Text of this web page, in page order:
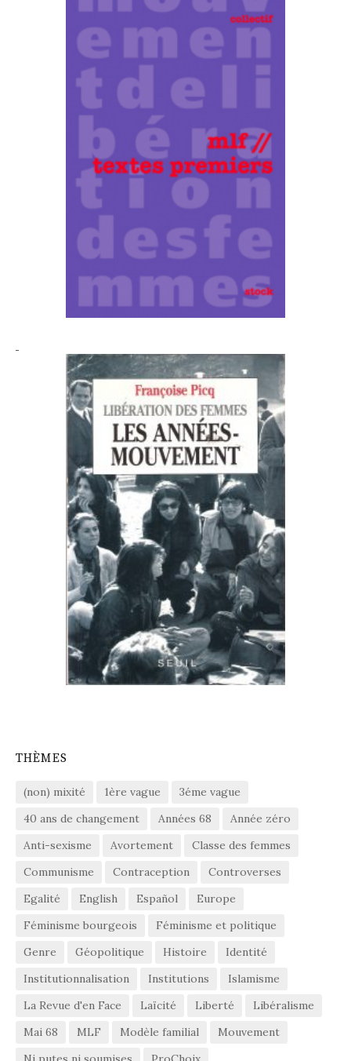
THÈMES
(non) mixité 1ère vague
3éme vague
40 ans de changement
Années 68
Année zéro
Anti-sexisme
Avortement
Classe des femmes
Communisme
Contraception
Controverses
Egalité
English Español
Europe
Féminisme bourgeois
Féminisme et politique
Genre
Géopolitique Histoire
Identité
Institutionnalisation
Institutions
Islamisme
La Revue d'en Face
Laïcité Liberté
Libéralisme
Mai 68
MLF Modèle familial
Mouvement